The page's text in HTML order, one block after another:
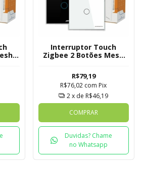
Interruptor Touch
Zigbee 2 Botões Mesh
R$79,19
R$76,02 com Pix
2x de R$46,19
COMPRAR
Duvidas? Chame
no Whatsapp